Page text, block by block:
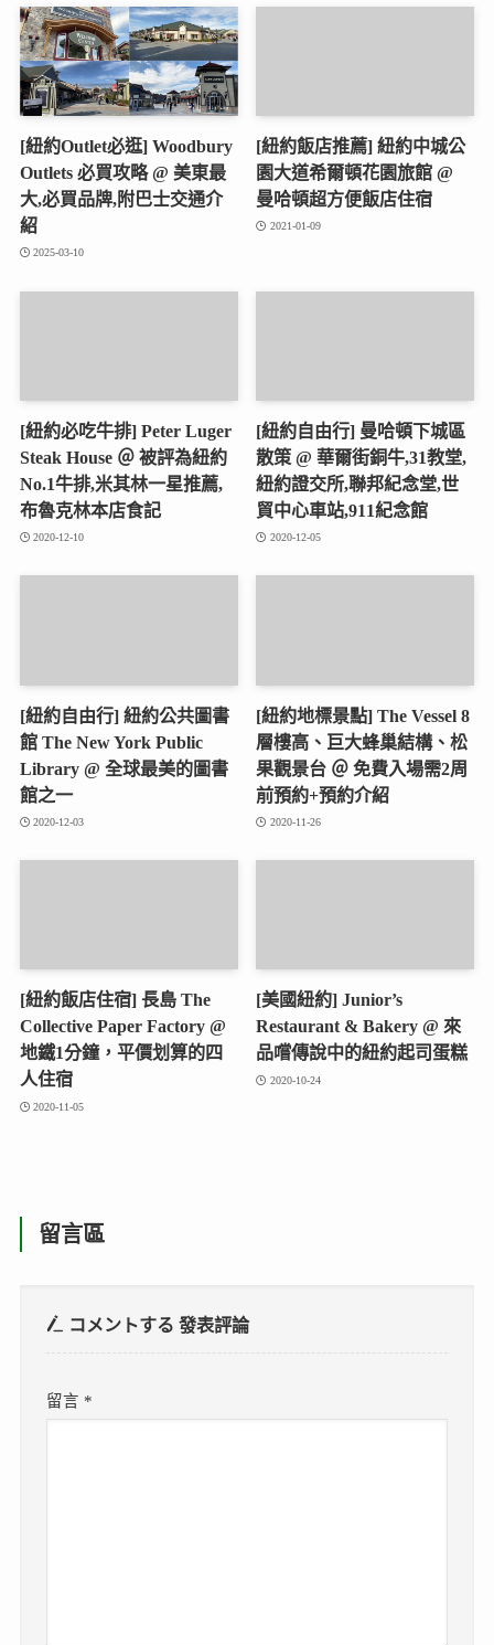
[紐約Outlet必逛] Woodbury
Outlets 必買攻略 @ 美東最
大,必買品牌,附巴士交通介
紹
2025-03-10
[紐約飯店推薦] 紐約中城公
園大道希爾頓花園旅館 @
曼哈頓超方便飯店住宿
2021-01-09
[紐約必吃牛排] Peter Luger
Steak House ＠ 被評為紐約
No.1牛排,米其林一星推薦,
布魯克林本店食記
2020-12-10
[紐約自由行] 曼哈頓下城區
散策 @ 華爾街銅牛,31教堂,
紐約證交所,聯邦紀念堂,世
貿中心車站,911紀念館
2020-12-05
[紐約自由行] 紐約公共圖書
館 The New York Public
Library @ 全球最美的圖書
館之一
2020-12-03
[紐約地標景點] The Vessel 8
層樓高、巨大蜂巢結構、松
果觀景台 ＠ 免費入場需2周
前預約+預約介紹
2020-11-26
[紐約飯店住宿] 長島 The
Collective Paper Factory @
地鐵1分鐘，平價划算的四
人住宿
2020-11-05
[美國紐約] Junior’s
Restaurant & Bakery @ 來
品嚐傳說中的紐約起司蛋糕
2020-10-24
留言區
コメントする發表評論
留言 *